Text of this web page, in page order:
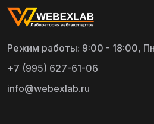
Режим работы: 9:00 - 18:00,
+7 (995) 627-61-06
info@webexlab.ru